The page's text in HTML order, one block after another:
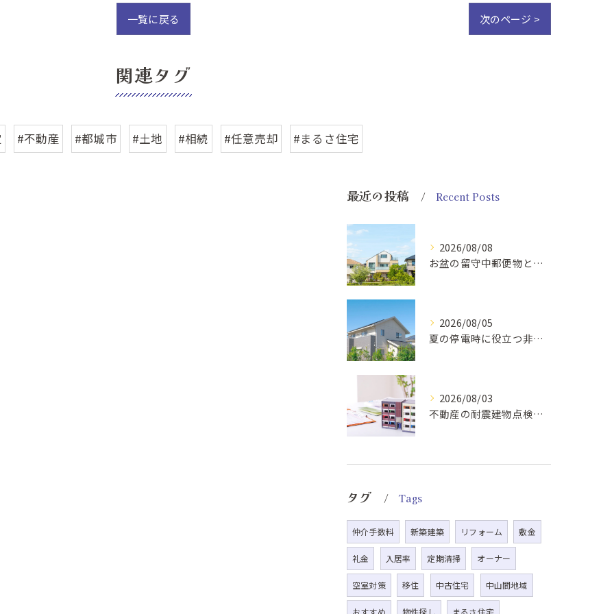
一覧に戻る 次のページ >
関連タグ
#不動産 #都城市 #土地 #相続 #任意売却 #まるさ住宅
最近の投稿 Recent Posts
2026/08/08
お盆の留守中郵便物と戸締り防犯策
2026/08/05
夏の停電時に役立つ非常食と快適グッズ
2026/08/03
不動産の耐震建物点検基準解説
タグ Tags
仲介手数料 新築建築 リフォーム 敷金
礼金 入居率 定期清掃 オーナー
空室対策 移住 中古住宅 中山間地域
おすすめ 物件探し まるさ住宅